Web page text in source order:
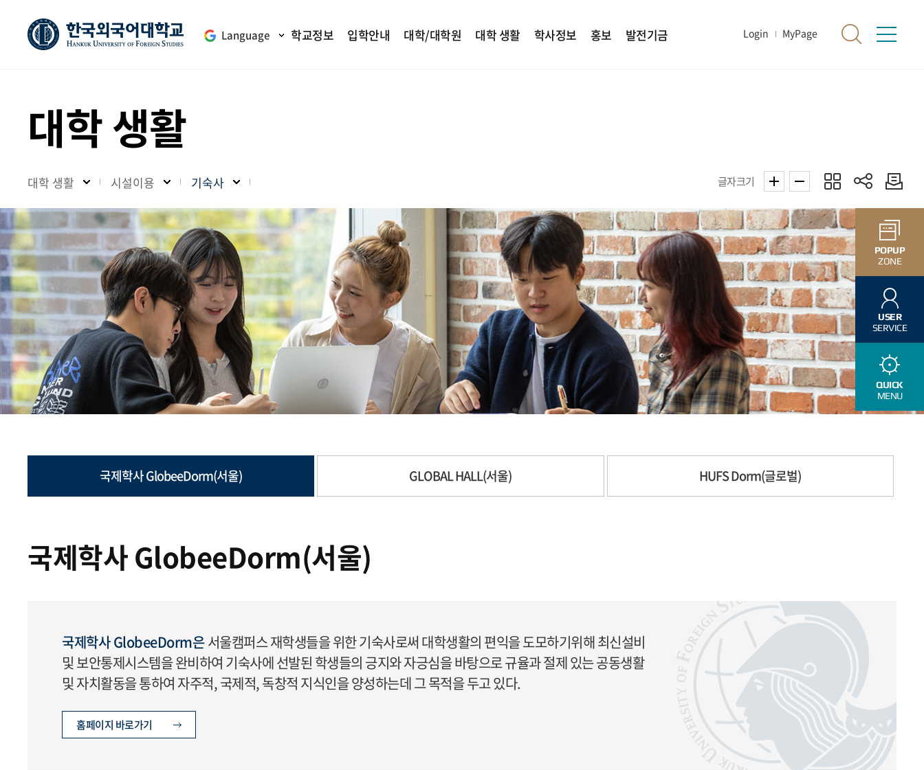
Language 학교정보 입학안내 대학/대학원 대학 생활 학사정보 홍보 발전기금 Login MyPage
POPUP
ZONE
USER
SERVICE
QUICK
MENU
대학 생활
대학 생활 시설이용 기숙사 글자크기
국제학사 GlobeeDorm(서울) GLOBAL HALL(서울) HUFS Dorm(글로벌)
국제학사 GlobeeDorm(서울)
국제학사 GlobeeDorm은서울캠퍼스 재학생들을 위한 기숙사로써 대학생활의 편익을 도모하기위해 최신설비
및 보안통제시스템을 완비하여 기숙사에 선발된 학생들의 긍지와 자긍심을 바탕으로 규율과 절제 있는 공동생활
및 자치활동을 통하여 자주적, 국제적, 독창적 지식인을 양성하는데 그 목적을 두고 있다.
홈페이지 바로가기